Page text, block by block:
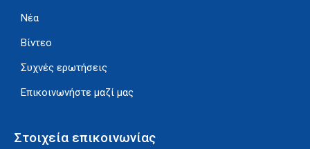
Νέα
Βίντεο
Συχνές ερωτήσεις
Επικοινωνήστε μαζί μας
Στοιχεία επικοινωνίας